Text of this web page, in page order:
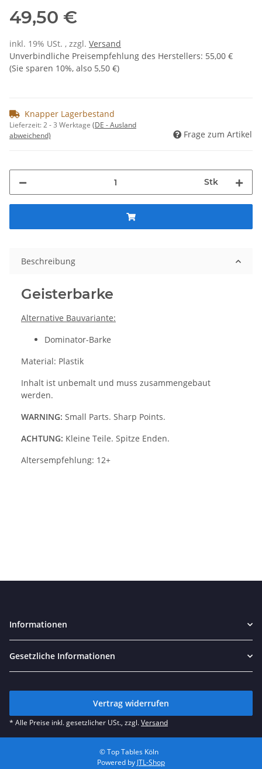
49,50 €
inkl. 19% USt. , zzgl. Versand
Unverbindliche Preisempfehlung des Herstellers: 55,00 €
(Sie sparen 10%, also 5,50 €)
Knapper Lagerbestand
Lieferzeit:2 - 3 Werktage (DE - Ausland
abweichend)
Frage zum Artikel
Stk
Beschreibung
Geisterbarke
Alternative Bauvariante:
Dominator-Barke
Material: Plastik
Inhalt ist unbemalt und muss zusammengebaut
werden.
WARNING: Small Parts. Sharp Points.
ACHTUNG: Kleine Teile. Spitze Enden.
Altersempfehlung: 12+
Informationen
Gesetzliche Informationen
Vertrag widerrufen
* Alle Preise inkl. gesetzlicher USt., zzgl.Versand
© Top Tables Köln
Powered by JTL-Shop